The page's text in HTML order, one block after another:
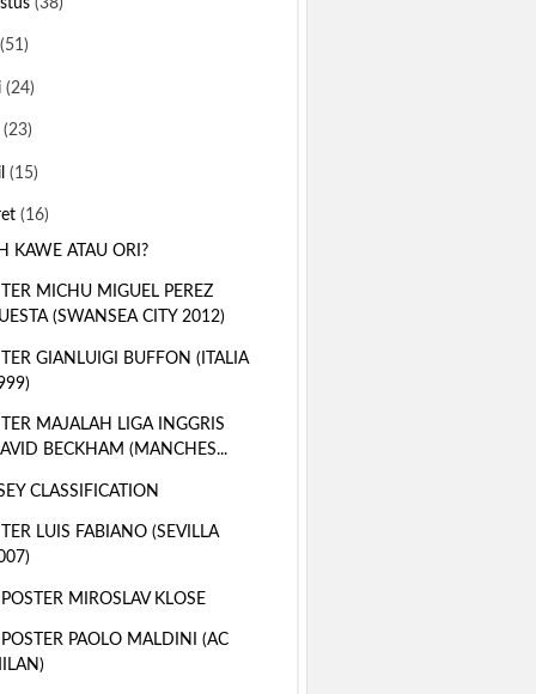
(51)
(24)
(23)
(15)
(16)
KAWE ATAU ORI?
MICHU MIGUEL PEREZ
(SWANSEA CITY 2012)
GIANLUIGI BUFFON (ITALIA
MAJALAH LIGA INGGRIS
BECKHAM (MANCHES...
CLASSIFICATION
LUIS FABIANO (SEVILLA
MIROSLAV KLOSE
PAOLO MALDINI (AC